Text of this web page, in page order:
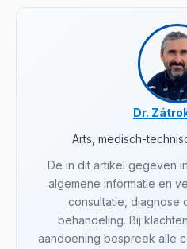
Dr.
Arts, medisch-
De in dit artikel gegeven
algemene informatie en
consultatie, diagnose
behandeling. Bij
aandoening bespreek alle